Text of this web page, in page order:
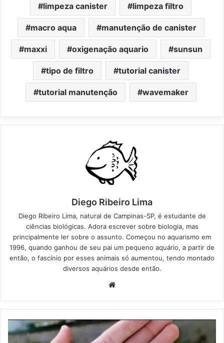
limpeza canister limpeza filtro
macro aqua manutenção de canister
maxxi oxigenação aquario sunsun
tipo de filtro tutorial canister
tutorial manutenção wavemaker
Diego Ribeiro Lima
Diego Ribeiro Lima, natural de Campinas-SP, é estudante de
ciências biológicas. Adora escrever sobre biologia, mas
principalmente ler sobre o assunto. Começou no aquarismo em
1996, quando ganhou de seu pai um pequeno aquário, a partir de
então, o fascínio por esses animais só aumentou, tendo montado
diversos aquários desde então.
Website